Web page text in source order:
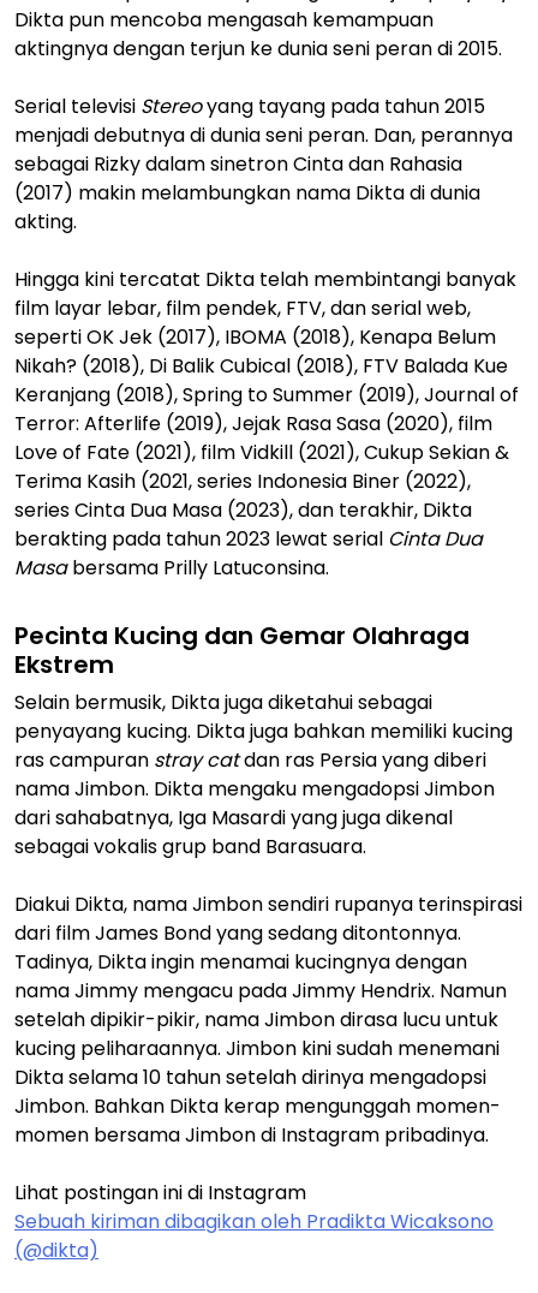
Dikta pun mencoba mengasah kemampuan
aktingnya dengan terjun ke dunia seni peran di 2015.
Serial televisi Stereoyang tayang pada tahun 2015
menjadi debutnya di dunia seni peran. Dan, perannya
sebagai Rizky dalam sinetron Cinta dan Rahasia
(2017) makin melambungkan nama Dikta di dunia
akting.
Hingga kini tercatat Dikta telah membintangi banyak
film layar lebar, film pendek, FTV, dan serial web,
seperti OK Jek (2017), IBOMA (2018), Kenapa Belum
Nikah? (2018), Di Balik Cubical (2018), FTV Balada Kue
Keranjang (2018), Spring to Summer (2019), Journal of
Terror: Afterlife (2019), Jejak Rasa Sasa (2020), film
Love of Fate (2021), film Vidkill (2021), Cukup Sekian &
Terima Kasih (2021, series Indonesia Biner (2022),
series Cinta Dua Masa (2023), dan terakhir, Dikta
berakting pada tahun 2023 lewat serial Cinta Dua
Masabersama Prilly Latuconsina.
Pecinta Kucing dan Gemar Olahraga
Ekstrem
Selain bermusik, Dikta juga diketahui sebagai
penyayang kucing. Dikta juga bahkan memiliki kucing
ras campuran stray catdan ras Persia yang diberi
nama Jimbon. Dikta mengaku mengadopsi Jimbon
dari sahabatnya, Iga Masardi yang juga dikenal
sebagai vokalis grup band Barasuara.
Diakui Dikta, nama Jimbon sendiri rupanya terinspirasi
dari film James Bond yang sedang ditontonnya.
Tadinya, Dikta ingin menamai kucingnya dengan
nama Jimmy mengacu pada Jimmy Hendrix. Namun
setelah dipikir-pikir, nama Jimbon dirasa lucu untuk
kucing peliharaannya. Jimbon kini sudah menemani
Dikta selama 10 tahun setelah dirinya mengadopsi
Jimbon. Bahkan Dikta kerap mengunggah momen-
momen bersama Jimbon di Instagram pribadinya.
Lihat postingan ini di Instagram
Sebuah kiriman dibagikan oleh Pradikta Wicaksono
(@dikta)